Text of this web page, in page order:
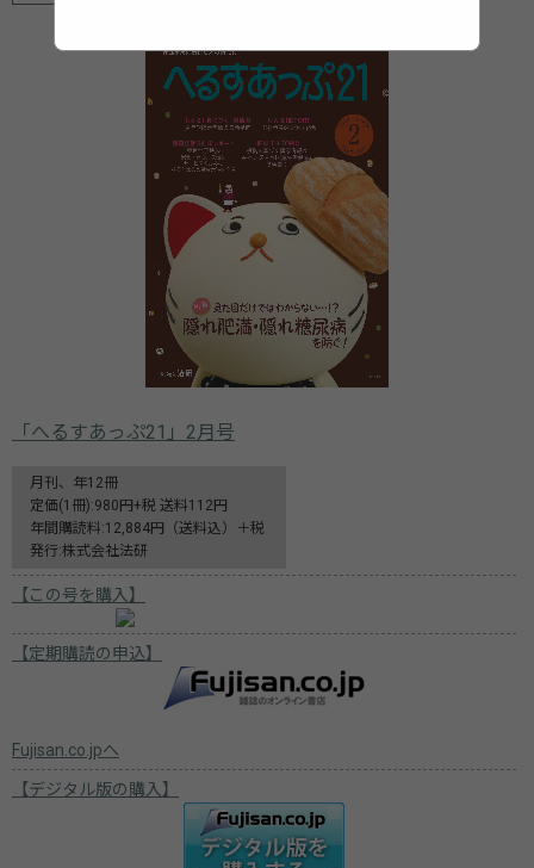
「へるすあっぷ21」2月号
月刊、年12冊
定価(1冊):980円+税 送料112円
年間購読料:12,884円（送料込）＋税
発行:株式会社法研
【この号を購入】
【定期購読の申込】
Fujisan.co.jpへ
【デジタル版の購入】